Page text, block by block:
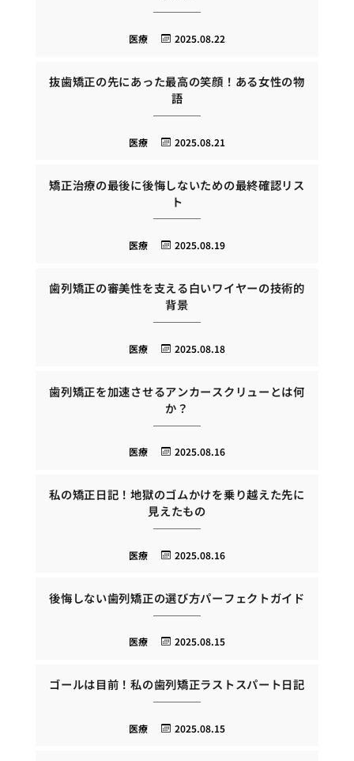
2025.08.22
医療
抜歯矯正の先にあった最高の笑顔！ある女性の物
語
2025.08.21
医療
矯正治療の最後に後悔しないための最終確認リス
ト
2025.08.19
医療
歯列矯正の審美性を支える白いワイヤーの技術的
背景
2025.08.18
医療
歯列矯正を加速させるアンカースクリューとは何
か？
2025.08.16
医療
私の矯正日記！地獄のゴムかけを乗り越えた先に
見えたもの
2025.08.16
医療
後悔しない歯列矯正の選び方パーフェクトガイド
2025.08.15
医療
ゴールは目前！私の歯列矯正ラストスパート日記
2025.08.15
医療